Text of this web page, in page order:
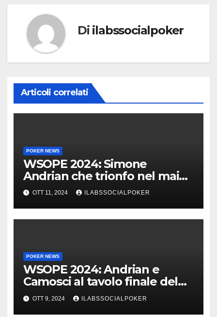
Di ilabssocialpoker
Articoli correlati
POKER NEWS
WSOPE 2024: Simone
Andrian che trionfo nel main
event al King’s
OTT 11, 2024 ILABSSOCIALPOKER
POKER NEWS
WSOPE 2024: Andrian e
Camosci al tavolo finale del
Main, vai Italia!!!
OTT 9, 2024 ILABSSOCIALPOKER